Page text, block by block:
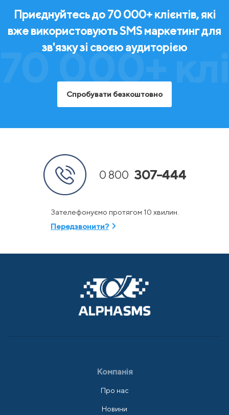
70 000+
Приєднуйтесь до 70 000+ клієнтів, які
вже використовують SMS маркетинг для
зв'язку зі своєю аудиторією
Спробувати безкоштовно
0 800 307-444
Зателефонуємо протягом 10 хвилин.
Передзвонити?
Компанія
Про нас
Новини